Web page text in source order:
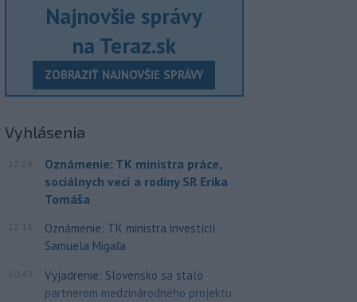
Najnovšie správy
na Teraz.sk
ZOBRAZIŤ NAJNOVŠIE SPRÁVY
Vyhlásenia
12:26
Oznámenie: TK ministra práce,
sociálnych vecí a rodiny SR Erika
Tomáša
12:11
Oznámenie: TK ministra investícií
Samuela Migaľa
10:43
Vyjadrenie: Slovensko sa stalo
partnerom medzinárodného projektu